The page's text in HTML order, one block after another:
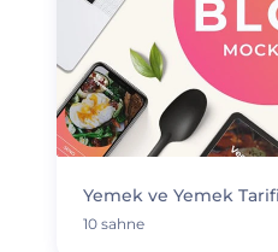
Yemek ve Yemek
10 sahne